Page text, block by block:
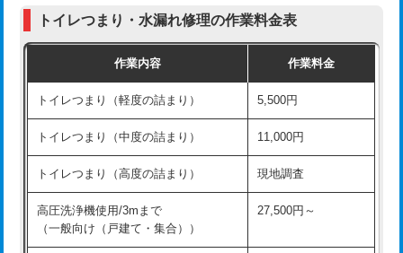
トイレつまり・水漏れ修理の作業料金表
作業内容 作業料金
トイレつまり（軽度の詰まり） 5,500円
トイレつまり（中度の詰まり） 11,000円
トイレつまり（高度の詰まり） 現地調査
高圧洗浄機使用/3mまで
（一般向け（戸建て・集合））
27,500円～